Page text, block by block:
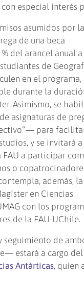
especial interés
asumidos por la
de una beca
del arancel anual a
de
en el programa,
durante la
Asimismo, se
asignaturas de
para
y se invitará a
FAU a participar
o
además, la
en Ciencias
con los
de la FAU-UChile.
seguimiento de
estará a cargo del
Antárticas, quien